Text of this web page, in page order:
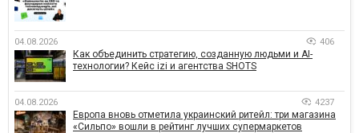
04.08.2026 406
Как объединить стратегию, созданную людьми и AI-
технологии? Кейс izi и агентства SHOTS
04.08.2026 4237
Европа вновь отметила украинский ритейл: три магазина
«Сильпо» вошли в рейтинг лучших супермаркетов